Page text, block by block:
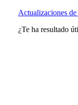
Actualizaciones
¿Te ha resultado